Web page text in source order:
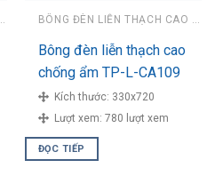
Bông đèn liễn thạch cao
chống ẩm TP-L-CA109
Kích thước: 330x720
Lượt xem: 780 lượt xem
ĐỌC TIẾP